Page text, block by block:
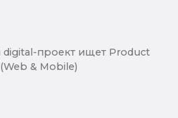
проект ищет Product
& Mobile)